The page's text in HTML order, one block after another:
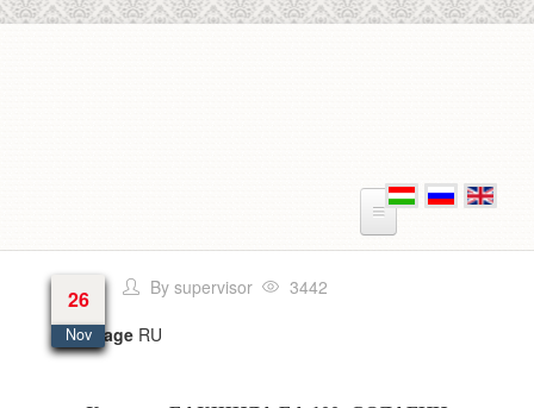
26
Nov
Bysupervisor
3442
Language RU